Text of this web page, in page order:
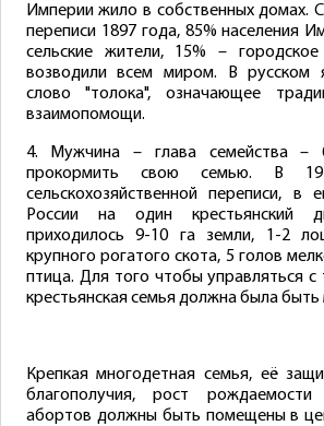
Империи жило в собственных домах.
переписи 1897 года, 85% населения
сельские жители, 15% –
возводили всем миром. В русском
слово "толока", означающее
взаимопомощи.
4. Мужчина – глава семейства –
прокормить свою семью. В
сельскохозяйственной переписи, в
России на один крестьянский
приходилось 9-10 га земли, 1-2
крупного рогатого скота, 5 голов
птица. Для того чтобы управляться с
крестьянская семья должна была
Крепкая многодетная семья, её
благополучия, рост
абортов должны быть помещены в